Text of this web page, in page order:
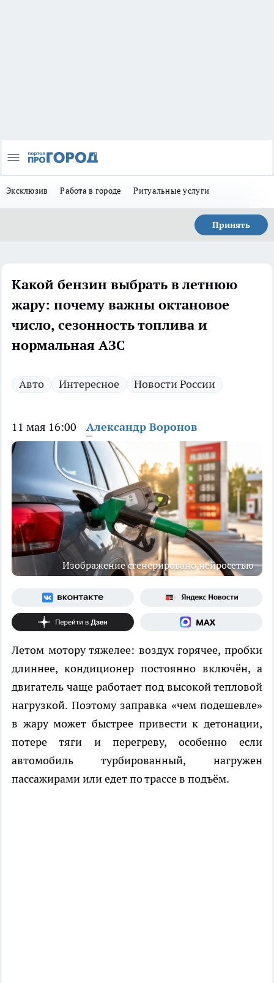
Эксклюзив Работа в городе Ритуальные услуги
Принять
Какой бензин выбрать в летнюю
жару: почему важны октановое
число, сезонность топлива и
нормальная АЗС
Авто Интересное Новости России
11 мая 16:00 Александр Воронов
Изображение сгенерировано нейросетью
Летом мотору тяжелее: воздух горячее, пробки
длиннее, кондиционер постоянно включён, а
двигатель чаще работает под высокой тепловой
нагрузкой. Поэтому заправка «чем подешевле»
в жару может быстрее привести к детонации,
потере тяги и перегреву, особенно если
автомобиль турбированный, нагружен
пассажирами или едет по трассе в подъём.